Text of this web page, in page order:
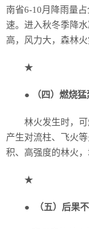
南省6-10月降雨量
速。进入秋冬季降
高，风力大，森林火
★
● （四）燃烧猛
林火发生时，
产生对流柱、飞火
积、高强度的林火，
★
● （五）后果